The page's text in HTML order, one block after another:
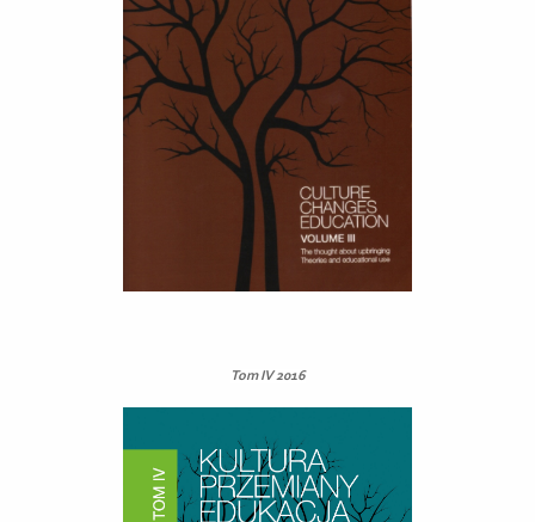
Tom IV 2016